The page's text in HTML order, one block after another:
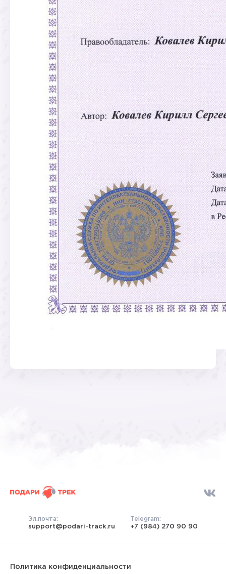
Эл.почта:
support@podari-track.ru
Telegram:
+7 (984) 270 90 90
Политика конфиденциальности